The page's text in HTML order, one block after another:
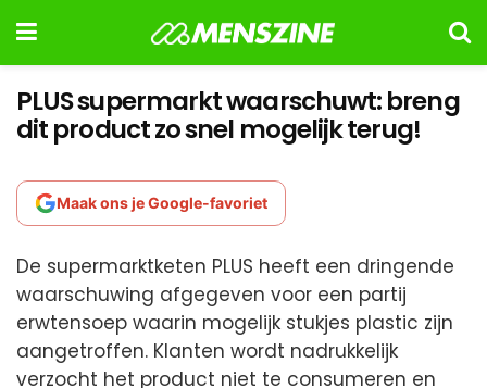
PLUS supermarkt waarschuwt: breng
dit product zo snel mogelijk terug!
Maak ons je Google-favoriet
De supermarktketen PLUS heeft een dringende
waarschuwing afgegeven voor een partij
erwtensoep waarin mogelijk stukjes plastic zijn
aangetroffen. Klanten wordt nadrukkelijk
verzocht het product niet te consumeren en